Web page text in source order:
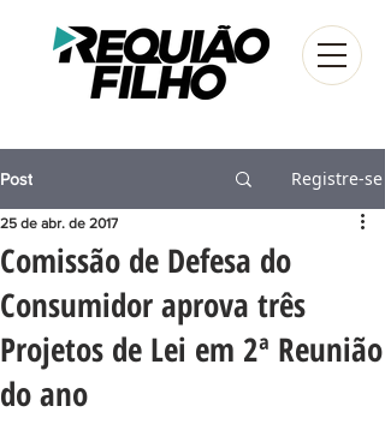
Post Registre-se
Comissão de Defesa do
Consumidor aprova três
Projetos de Lei em 2ª Reunião
do ano
25 de abr. de 2017